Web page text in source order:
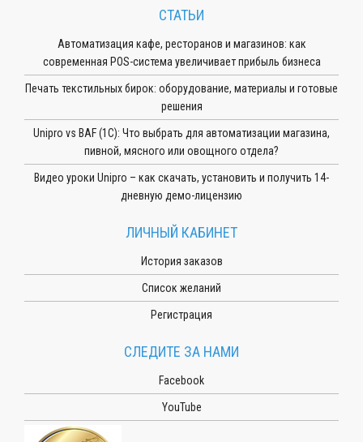
СТАТЬИ
Автоматизация кафе, ресторанов и магазинов: как
современная POS-система увеличивает прибыль бизнеса
Печать текстильных бирок: оборудование, материалы и готовые
решения
Unipro vs BAF (1С): Что выбрать для автоматизации магазина,
пивной, мясного или овощного отдела?
Видео уроки Unipro – как скачать, установить и получить 14-
дневную демо-лицензию
ЛИЧНЫЙ КАБИНЕТ
История заказов
Список желаний
Регистрация
СЛЕДИТЕ ЗА НАМИ
Facebook
YouTube